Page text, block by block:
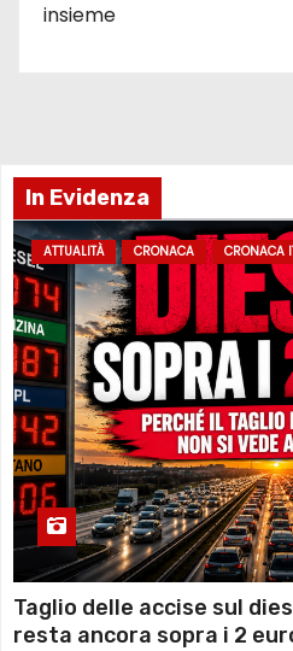
insieme
In Evidenza
ATTUALITÀ CRONACA CRONACA
Taglio delle accise sul
resta ancora sopra i 2